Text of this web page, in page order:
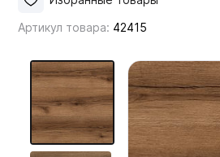
Фасады
Мебельные образцы, каталоги
Артикул товара: 42415